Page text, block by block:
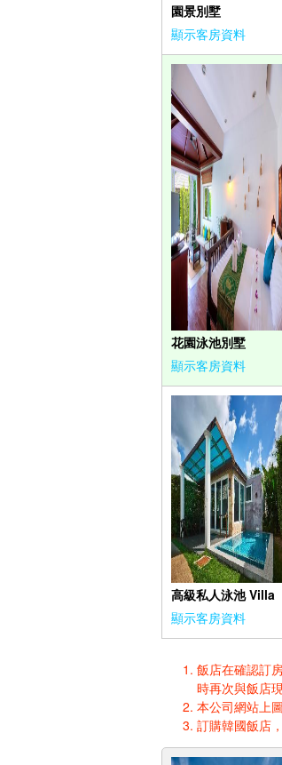
園景別墅
顯示客房資料
花園泳池別墅
顯示客房資料
高級私人泳池 Villa
顯示客房資料
飯店在確認訂
時再次與飯店
本公司網站上
訂購韓國飯店